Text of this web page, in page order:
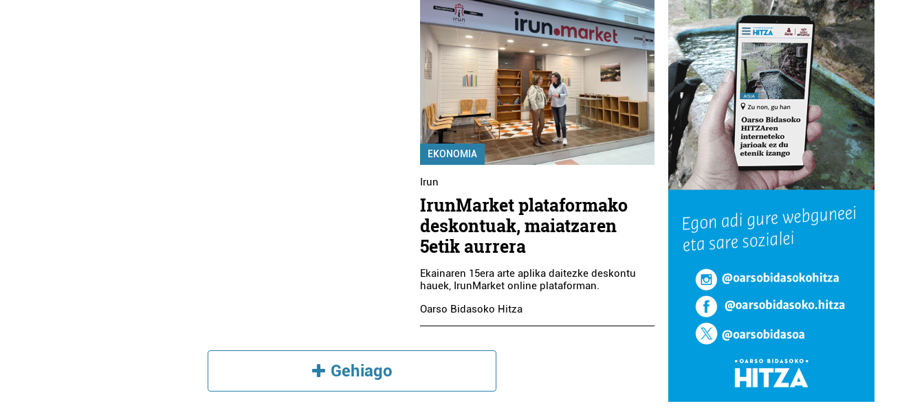
EKONOMIA
Irun
IrunMarket plataformako
deskontuak, maiatzaren
5etik aurrera
Ekainaren 15era arte aplika daitezke deskontu
hauek, IrunMarket online plataforman.
Oarso Bidasoko Hitza
Gehiago